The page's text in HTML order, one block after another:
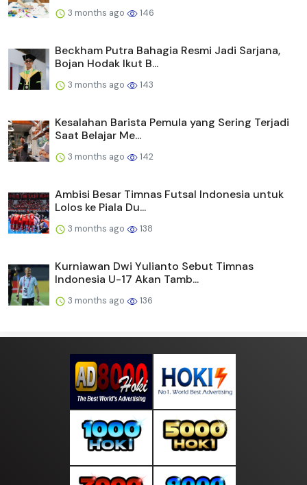
3 months ago 146
Beckham Putra Bahagia Resmi Jadi Sarjana,
Bojan Hodak Ikut B...
3 months ago 143
Kesalahan Barista Pemula yang Sering Terjadi
Saat Belajar Me...
3 months ago 142
Ambisi Besar Timnas Futsal Indonesia untuk
Lolos ke Piala Du...
3 months ago 138
Kurniawan Dwi Yulianto Sebut Timnas
Indonesia U-17 Akan Tamb...
3 months ago 136